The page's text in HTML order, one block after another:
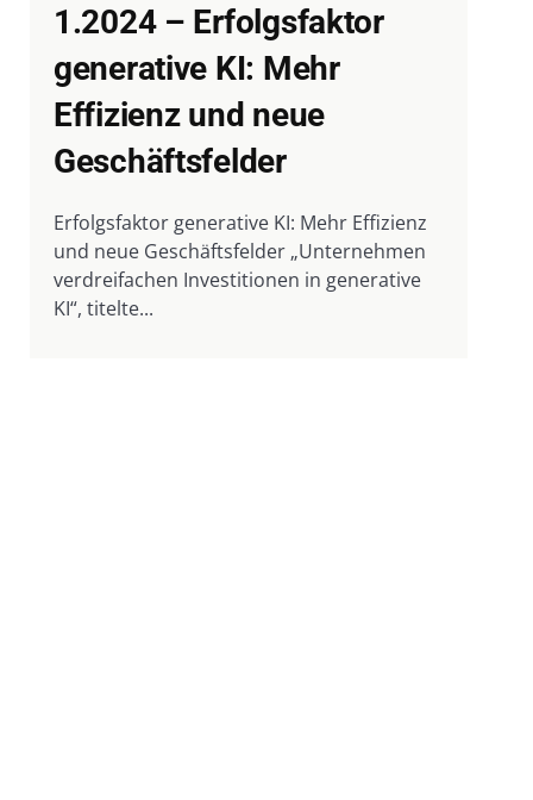
1.2024 – Erfolgsfaktor
generative KI: Mehr
Effizienz und neue
Geschäftsfelder
Erfolgsfaktor generative KI: Mehr Effizienz
und neue Geschäftsfelder „Unternehmen
verdreifachen Investitionen in generative
KI“, titelte...